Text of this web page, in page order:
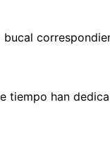
tiempo han